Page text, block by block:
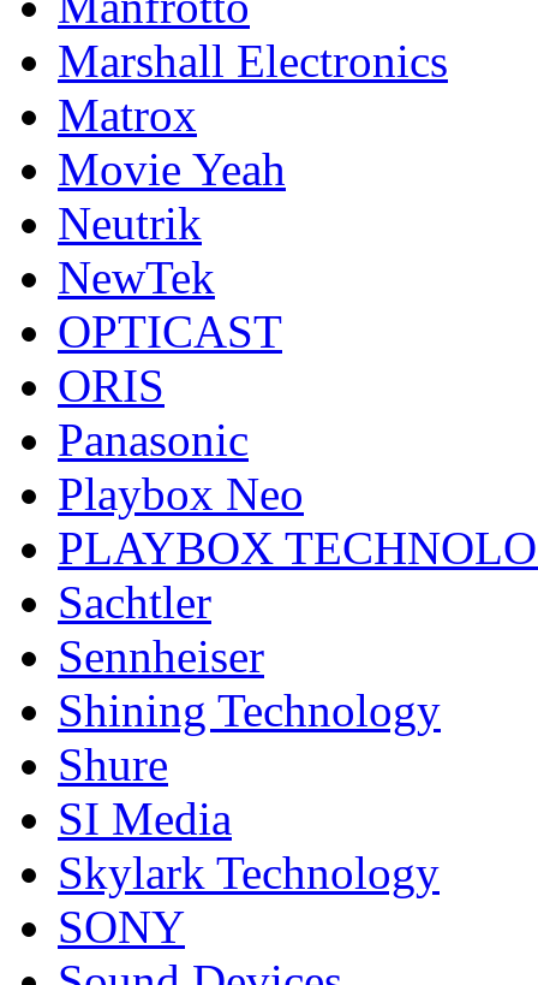
Marshall Electronics
Matrox
Movie Yeah
Neutrik
NewTek
OPTICAST
ORIS
Panasonic
Playbox Neo
PLAYBOX
Sachtler
Sennheiser
Shining Technology
Shure
SI Media
Skylark Technology
SONY